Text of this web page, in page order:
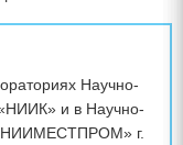
Научно-
и в Научно-
«НИИМЕСТПРОМ» г.